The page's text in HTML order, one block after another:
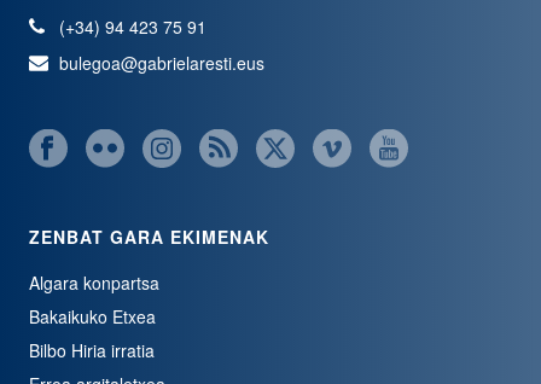
(+34) 94 423 75 91
bulegoa@gabrielaresti.eus
ZENBAT GARA EKIMENAK
Algara konpartsa
Bakaikuko Etxea
Bilbo Hiria irratia